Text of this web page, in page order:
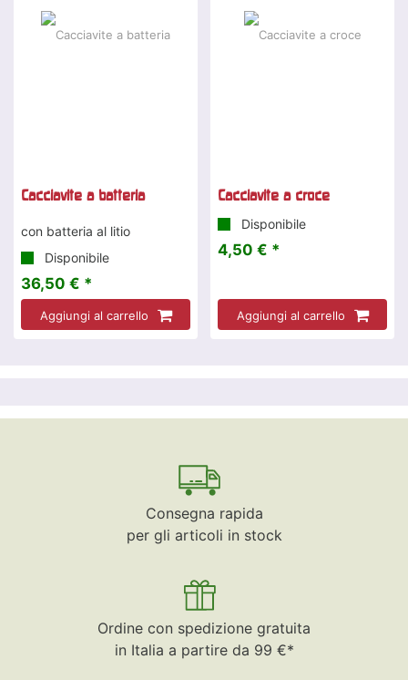
Cacciavite a batteria
con batteria al litio
Disponibile
36,50 € *
Aggiungi al carrello
Cacciavite a croce
Disponibile
4,50 € *
Aggiungi al carrello
Consegna rapida
per gli articoli in stock
Ordine con spedizione gratuita
in Italia a partire da 99 €*